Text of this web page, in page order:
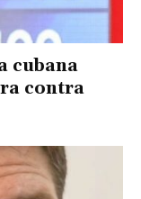
cubana
contra